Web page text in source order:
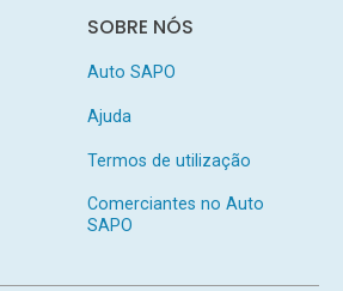
SOBRE NÓS
Auto SAPO
Ajuda
Termos de utilização
Comerciantes no Auto
SAPO